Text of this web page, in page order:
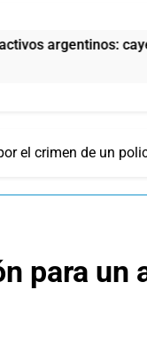
cayeron las
el crimen de un
para un